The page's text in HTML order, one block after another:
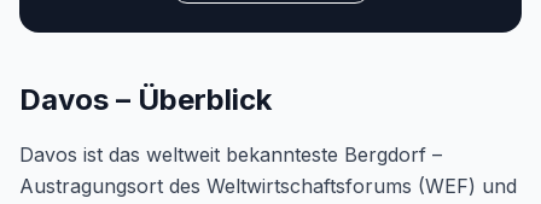
Davos – Überblick
Davos ist das weltweit bekannteste Bergdorf –
Austragungsort des Weltwirtschaftsforums (WEF) und